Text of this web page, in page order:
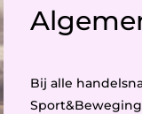
Bij alle